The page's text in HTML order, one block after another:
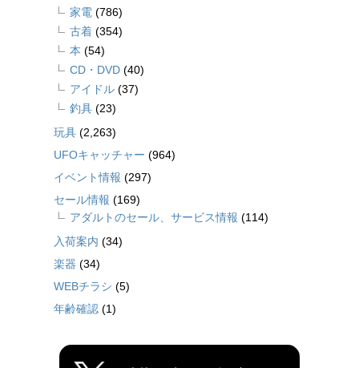
家電 (786)
古着 (354)
本 (54)
CD・DVD (40)
アイドル (37)
釣具 (23)
玩具 (2,263)
UFOキャッチャー (964)
イベント情報 (297)
セール情報 (169)
アダルトのセール、サービス情報 (114)
入荷案内 (34)
楽器 (34)
WEBチラシ (5)
年齢確認 (1)